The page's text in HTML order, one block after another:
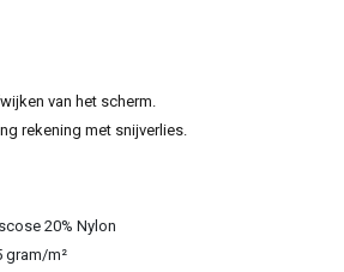
van het scherm.
rekening met snijverlies.
20% Nylon
gram/m²